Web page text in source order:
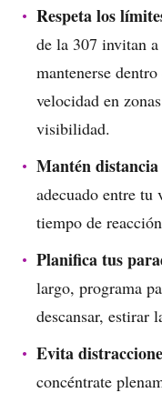
Respeta los
de la 307 invitan
mantenerse
velocidad en
visibilidad.
Mantén
adecuado entre tu
tiempo de
Planifica tus
largo, programa
descansar, estirar
Evita
concéntrate